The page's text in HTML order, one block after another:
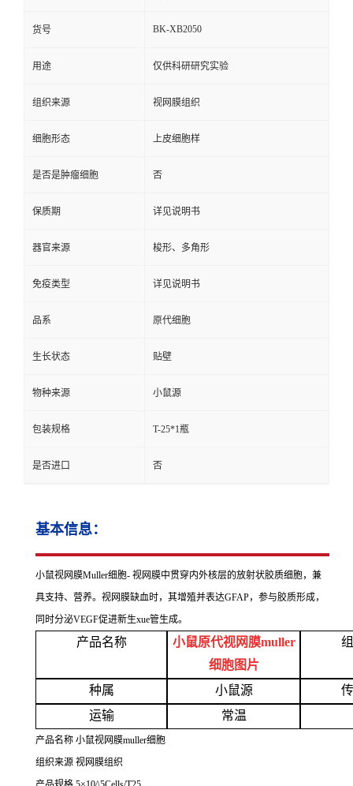
货号 BK-XB2050
用途 仅供科研研究实验
组织来源 视网膜组织
细胞形态 上皮细胞样
是否是肿瘤细胞 否
保质期 详见说明书
器官来源 梭形、多角形
免疫类型 详见说明书
品系 原代细胞
生长状态 贴壁
物种来源 小鼠源
包装规格 T-25*1瓶
是否进口 否
基本信息：
小鼠视网膜Muller细胞- 视网膜中贯穿内外核层的放射状胶质细胞，兼
具支持、营养。视网膜缺血时，其增殖并表达GFAP，参与胶质形成，
同时分泌VEGF促进新生xue管生成。
产品名称 小鼠原代视网膜muller
细胞图片
种属 小鼠源
运输
常温
产品名称 小鼠视网膜muller细胞
组织来源 视网膜组织